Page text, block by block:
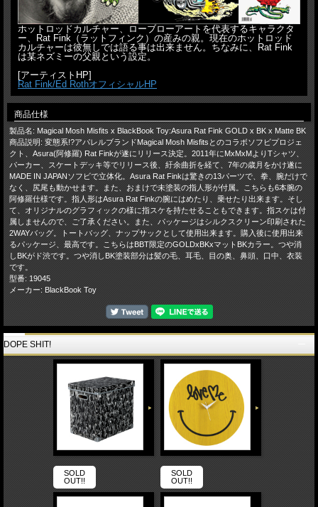
ホットロッドカルチャー、ローブローアートを代表するキャラクタ
ー、Rat Fink（ラットフィンク）の産みの親。現在のホットロッド
カルチャーは彼無しでは語る事は出来ません。ちなみに、Rat Fink
は某ネズミーの父親という設定。
[アーティストHP]
Rat Fink/Ed RothオフィシャルHP
商品仕様
製品名: Magical Mosh Misfits x BlackBook Toy:Asura Rat Fink GOLD x BK x Matte BK
商品説明: 変態系!?アパレルブランドMagical Mosh Misfitsとのコラボソフビプロジェ
クト、Asura(阿修羅) Rat Finkが遂にリリース決定。2011年にMxMxMよりTシャツ、
パーカー、スケートデッキ等でリリース後、紆余曲折を経て、7年の歳月をかけ遂に
MADE IN JAPANソフビで立体化。Asura Rat Finkは驚きの13パーツで、拳、腕だけで
なく、尻尾も動かせます。また、おまけで未塗装の指人形が付属。こちらも6本腕の
阿修羅仕様です。指人形はAsura Rat Finkの腕にはめたり、乗せたり出来ます。そし
て、オリジナルのグラフィックの様に指スケを持たせることもできます。指スケは付
属しませんので、ご了承ください。また、パッケージはシルクスクリーン印刷された
2WAYバッグ。トートバッグ、ナップサックとして使用出来ます。購入後に使用出来
るパッケージ、最高です。こちらはBBT限定のGOLDxBKxマットBKカラー。つや消
しBKがド渋です。つや消しBK塗装部分は髪の毛、耳毛、目の奥、鼻頭、口中、衣装
です。
型番: 19045
メーカー: BlackBook Toy
DOPE SHIT!
SOLD
OUT!!
SOLD
OUT!!